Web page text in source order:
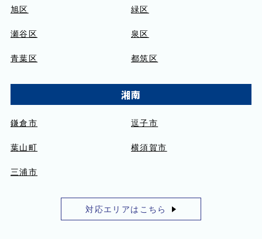
旭区 緑区
瀬谷区 泉区
青葉区 都筑区
湘南
鎌倉市 逗子市
葉山町 横須賀市
三浦市
対応エリアはこちら